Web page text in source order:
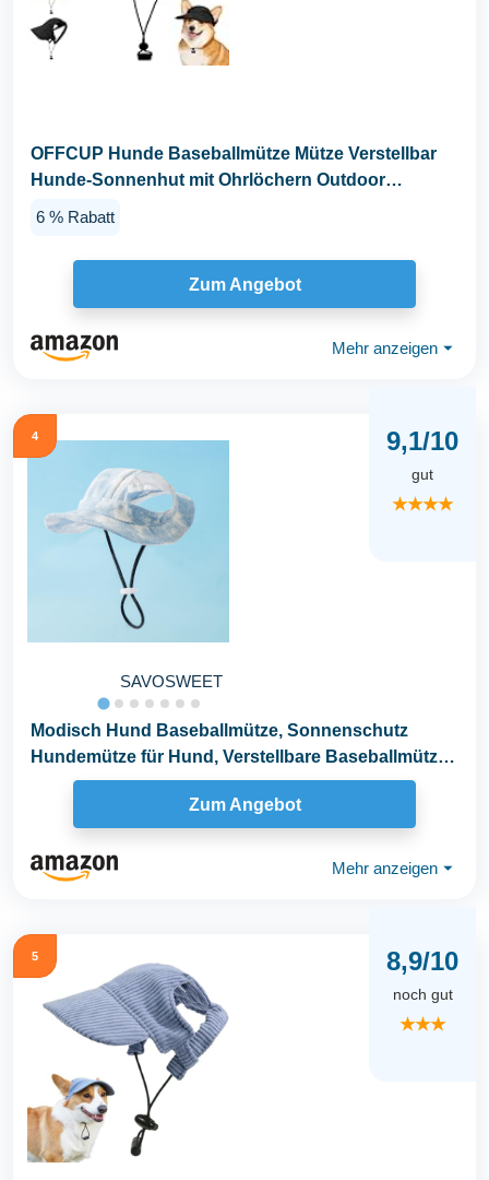
OFFCUP Hunde Baseballmütze Mütze Verstellbar
Hunde-Sonnenhut mit Ohrlöchern Outdoor
6 % Rabatt
Zum Angebot
Mehr anzeigen ⏷
4
SAVOSWEET
9,1/10
gut
★★★★
Modisch Hund Baseballmütze, Sonnenschutz
Hundemütze für Hund, Verstellbare Baseballmütze
Zum Angebot
Mehr anzeigen ⏷
5 8,9/10
noch gut
★★★